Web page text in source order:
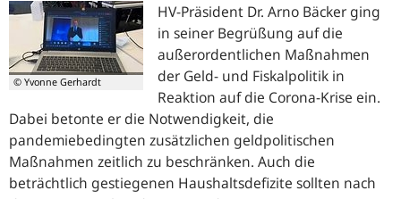
© Yvonne Gerhardt
HV-Präsident Dr. Arno Bäcker ging
in seiner Begrüßung auf die
außerordentlichen Maßnahmen
der Geld- und Fiskalpolitik in
Reaktion auf die Corona-Krise ein.
Dabei betonte er die Notwendigkeit, die
pandemiebedingten zusätzlichen geldpolitischen
Maßnahmen zeitlich zu beschränken. Auch die
beträchtlich gestiegenen Haushaltsdefizite sollten nach